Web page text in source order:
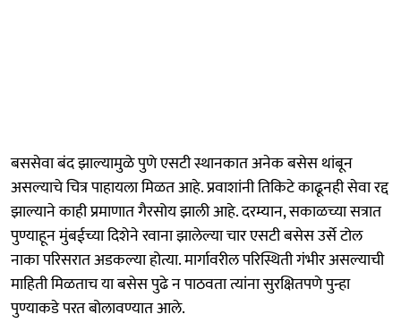
बससेवा बंद झाल्यामुळे पुणे एसटी स्थानकात अनेक बसेस थांबून
असल्याचे चित्र पाहायला मिळत आहे. प्रवाशांनी तिकिटे काढूनही सेवा रद्द
झाल्याने काही प्रमाणात गैरसोय झाली आहे. दरम्यान, सकाळच्या सत्रात
पुण्याहून मुंबईच्या दिशेने रवाना झालेल्या चार एसटी बसेस उर्से टोल
नाका परिसरात अडकल्या होत्या. मार्गावरील परिस्थिती गंभीर असल्याची
माहिती मिळताच या बसेस पुढे न पाठवता त्यांना सुरक्षितपणे पुन्हा
पुण्याकडे परत बोलावण्यात आले.